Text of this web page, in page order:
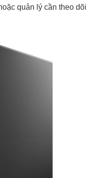
quản lý cần theo dõi